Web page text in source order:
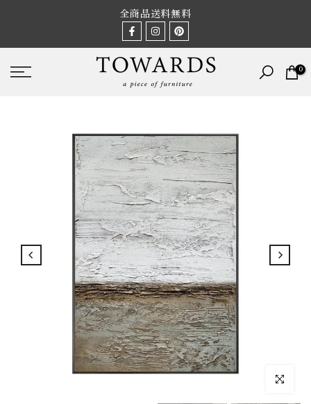
アンティーク家具と照明なら TOWARDS (トーズ)
全商品送料無料
0
拡大表示